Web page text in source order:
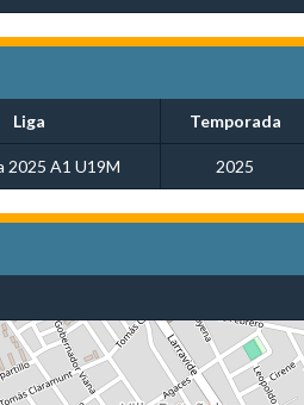
Liga Temporada
2025 A1 U19M 2025